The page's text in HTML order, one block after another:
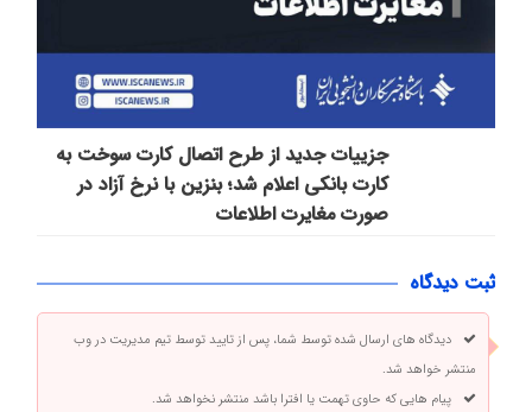
جزییات جدید از طرح اتصال کارت سوخت به
کارت بانکی اعلام شد؛ بنزین با نرخ آزاد در
صورت مغایرت اطلاعات
ثبت دیدگاه
دیدگاه های ارسال شده توسط شما، پس از تایید توسط تیم مدیریت در وب
منتشر خواهد شد.
پیام هایی که حاوی تهمت یا افترا باشد منتشر نخواهد شد.